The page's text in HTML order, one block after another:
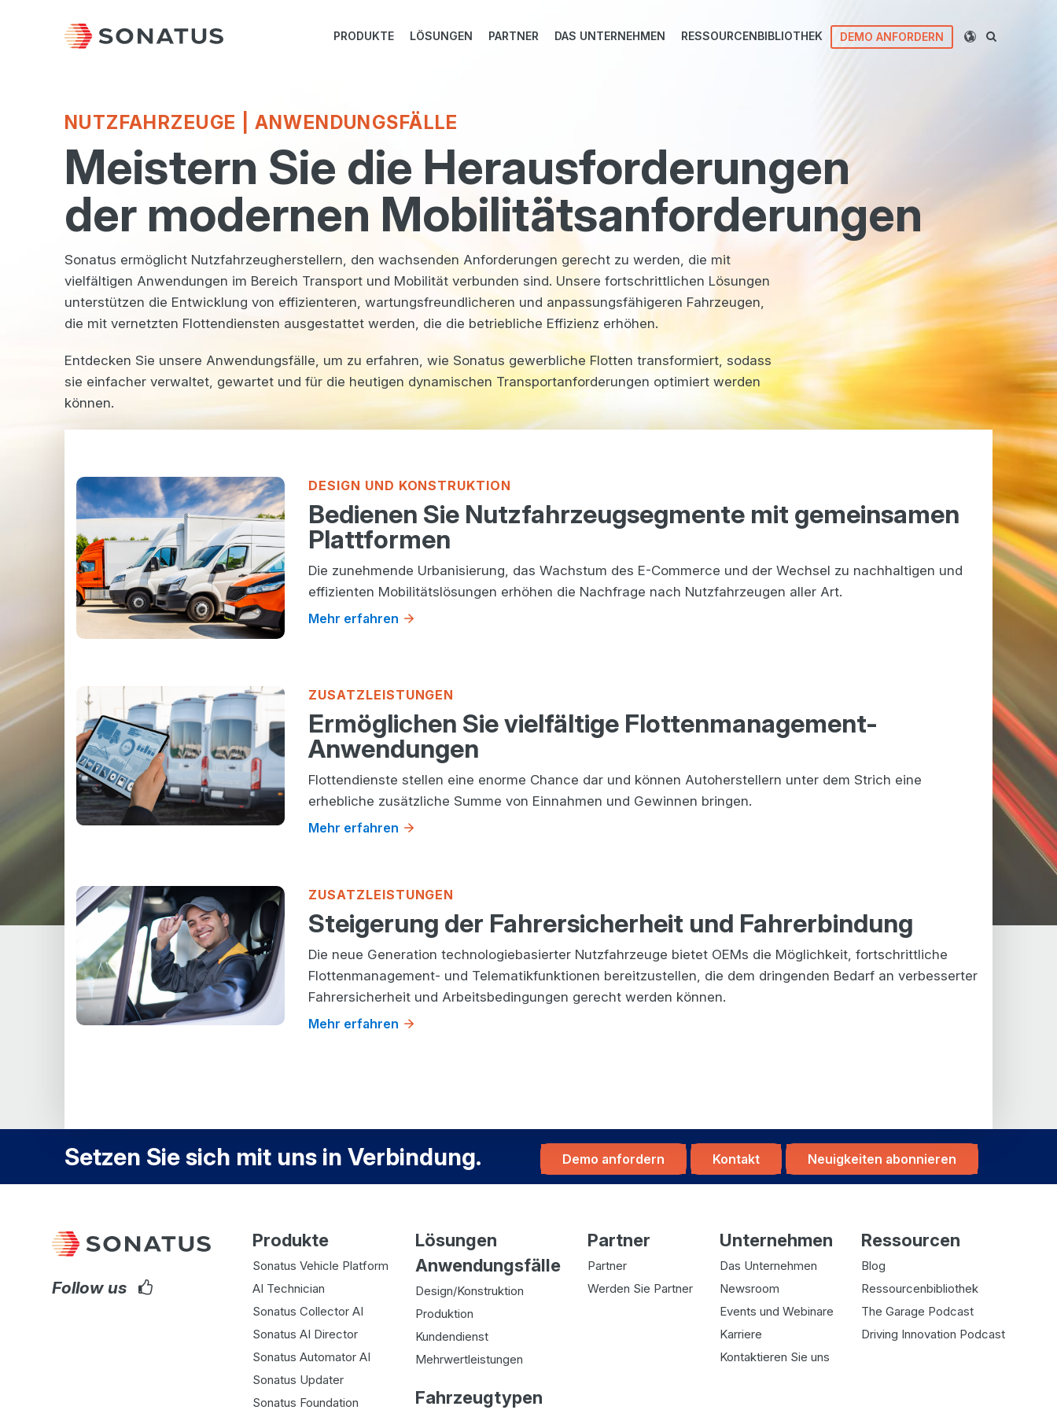
PRODUKTE LÖSUNGEN PARTNER DAS UNTERNEHMEN RESSOURCENBIBLIOTHEK DEMO ANFORDERN
NUTZFAHRZEUGE | ANWENDUNGSFÄLLE
Meistern Sie die Herausforderungen
der modernen Mobilitätsanforderungen
Sonatus ermöglicht Nutzfahrzeugherstellern, den wachsenden Anforderungen gerecht zu werden, die mit
vielfältigen Anwendungen im Bereich Transport und Mobilität verbunden sind. Unsere fortschrittlichen Lösungen
unterstützen die Entwicklung von effizienteren, wartungsfreundlicheren und anpassungsfähigeren Fahrzeugen,
die mit vernetzten Flottendiensten ausgestattet werden, die die betriebliche Effizienz erhöhen.
Entdecken Sie unsere Anwendungsfälle, um zu erfahren, wie Sonatus gewerbliche Flotten transformiert, sodass
sie einfacher verwaltet, gewartet und für die heutigen dynamischen Transportanforderungen optimiert werden
können.
DESIGN UND KONSTRUKTION
Bedienen Sie Nutzfahrzeugsegmente mit gemeinsamen
Plattformen
Die zunehmende Urbanisierung, das Wachstum des E-Commerce und der Wechsel zu nachhaltigen und
effizienten Mobilitätslösungen erhöhen die Nachfrage nach Nutzfahrzeugen aller Art.
Mehr erfahren
ZUSATZLEISTUNGEN
Ermöglichen Sie vielfältige Flottenmanagement-
Anwendungen
Flottendienste stellen eine enorme Chance dar und können Autoherstellern unter dem Strich eine
erhebliche zusätzliche Summe von Einnahmen und Gewinnen bringen.
Mehr erfahren
ZUSATZLEISTUNGEN
Steigerung der Fahrersicherheit und Fahrerbindung
Die neue Generation technologiebasierter Nutzfahrzeuge bietet OEMs die Möglichkeit, fortschrittliche
Flottenmanagement- und Telematikfunktionen bereitzustellen, die dem dringenden Bedarf an verbesserter
Fahrersicherheit und Arbeitsbedingungen gerecht werden können.
Mehr erfahren
Setzen Sie sich mit uns in Verbindung. Demo anfordern Kontakt Neuigkeiten abonnieren
Follow us
Produkte
Sonatus Vehicle Platform
AI Technician
Sonatus Collector AI
Sonatus AI Director
Sonatus Automator AI
Sonatus Updater
Sonatus Foundation
Lösungen
Anwendungsfälle
Design/Konstruktion
Produktion
Kundendienst
Mehrwertleistungen
Fahrzeugtypen
Partner
Partner
Werden Sie Partner
Unternehmen
Das Unternehmen
Newsroom
Events und Webinare
Karriere
Kontaktieren Sie uns
Ressourcen
Blog
Ressourcenbibliothek
The Garage Podcast
Driving Innovation Podcast